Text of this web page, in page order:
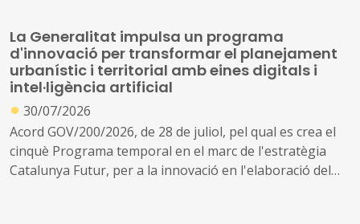
La Generalitat impulsa un programa
d'innovació per transformar el planejament
urbanístic i territorial amb eines digitals i
intel·ligència artificial
● 30/07/2026
Acord GOV/200/2026, de 28 de juliol, pel qual es crea el
cinquè Programa temporal en el marc de l'estratègia
Catalunya Futur, per a la innovació en l'elaboració del